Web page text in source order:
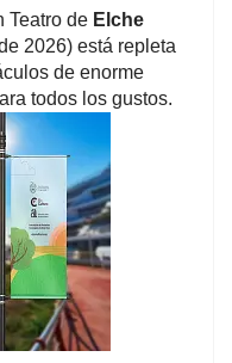
Teatro de Elche
2026) está repleta
de enorme
todos los gustos.